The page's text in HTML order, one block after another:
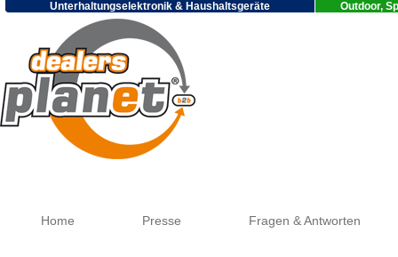
Unterhaltungselektronik & Haushaltsgeräte Outdoor,
Home Presse Fragen & Antworten